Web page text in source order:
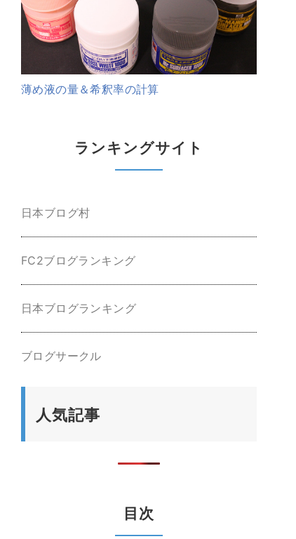
薄め液の量＆希釈率の計算
ランキングサイト
日本ブログ村
FC2ブログランキング
日本ブログランキング
ブログサークル
人気記事
目次